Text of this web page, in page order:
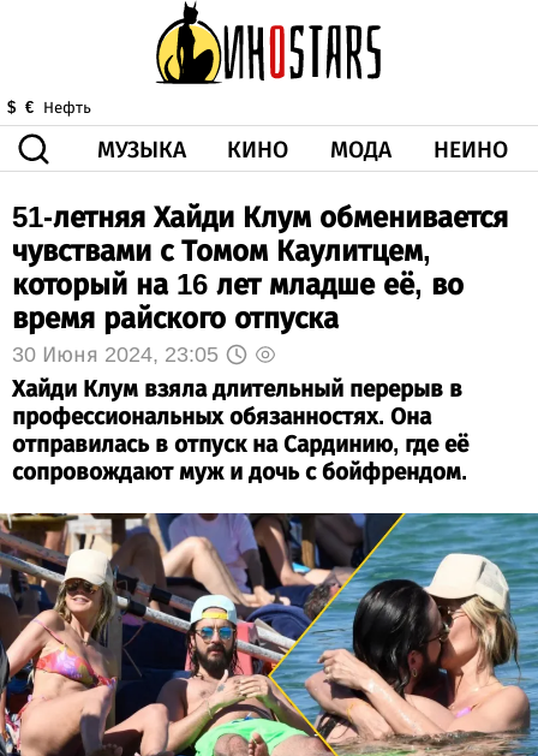
$ € Нефть
МУЗЫКА КИНО МОДА НЕИНО
ЗДОРОВЬЕ КОРОНА ИСКУССТВО
ДРУГОЕ
ВИДЕО
ГОРОСКОП О НАС
51-летняя Хайди Клум обменивается
чувствами с Томом Каулитцем,
который на 16 лет младше её, во
время райского отпуска
30 Июня 2024, 23:05
Хайди Клум взяла длительный перерыв в
профессиональных обязанностях. Она
отправилась в отпуск на Сардинию, где её
сопровождают муж и дочь с бойфрендом.